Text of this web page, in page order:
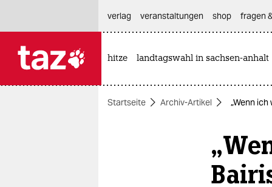
themen
verlag
veranstaltungen shop fragen
hitze landtagswahl in sachsen-anhalt
Startseite Archiv-Artikel „Wenn ich